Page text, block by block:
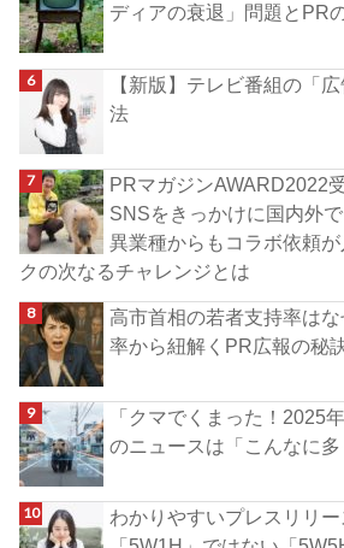
ディアの衰退」問題とPR
【新版】テレビ番組の「
法
PRマガジンAWARD2022
SNSをきっかけに国内外
異業種からもコラボ依頼
クの次なるチャレンジとは
高市首相の若者支持率は
率から紐解くPR広報の秘
「クマでくまった！
のニュースは「こんなに
わかりやすいプレスリリー